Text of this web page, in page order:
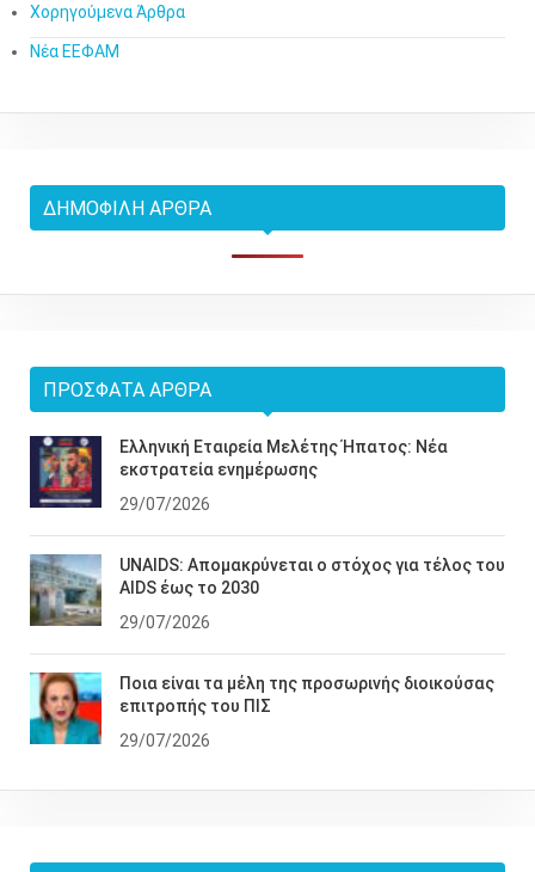
Χορηγούμενα Άρθρα
Νέα ΕΕΦΑΜ
ΔΗΜΟΦΙΛΉ ΆΡΘΡΑ
ΠΡΌΣΦΑΤΑ ΆΡΘΡΑ
Ελληνική Εταιρεία Μελέτης Ήπατος: Νέα
εκστρατεία ενημέρωσης
29/07/2026
UNAIDS: Απομακρύνεται ο στόχος για τέλος του
AIDS έως το 2030
29/07/2026
Ποια είναι τα μέλη της προσωρινής διοικούσας
επιτροπής του ΠΙΣ
29/07/2026